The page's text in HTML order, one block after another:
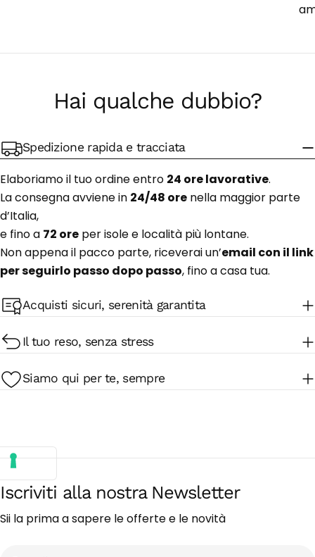
Hai qualche dubbio?
Spedizione rapida e tracciata
Elaboriamo il tuo ordine entro 24 ore lavorative.
La consegna avviene in 24/48 ore nella maggior parte
d’Italia,
e fino a 72 ore per isole e località più lontane.
Non appena il pacco parte, riceverai un’email con il link
per seguirlo passo dopo passo, fino a casa tua.
Acquisti sicuri, serenità garantita
Il tuo reso, senza stress
Siamo qui per te, sempre
Iscriviti alla nostra Newsletter
Sii la prima a sapere le offerte e le novità